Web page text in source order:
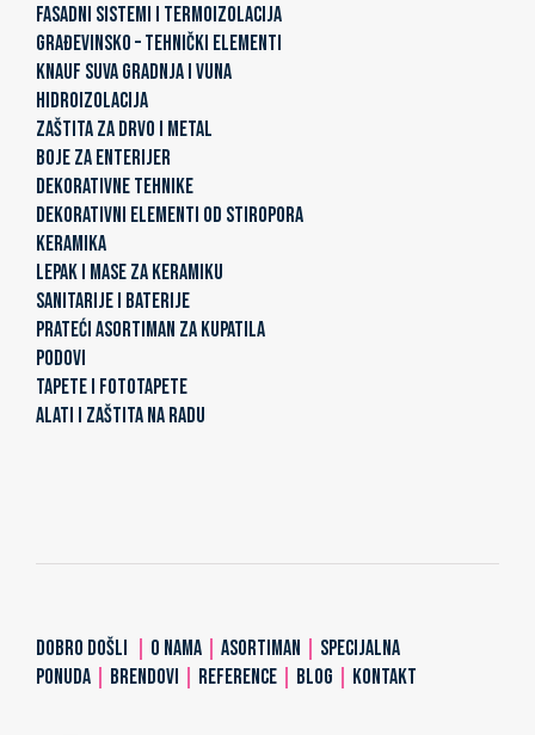
FASADNI SISTEMI I TERMOIZOLACIJA
GRAĐEVINSKO – TEHNIČKI ELEMENTI
KNAUF SUVA GRADNJA I VUNA
HIDROIZOLACIJA
ZAŠTITA ZA DRVO I METAL
BOJE ZA ENTERIJER
DEKORATIVNE TEHNIKE
DEKORATIVNI ELEMENTI OD STIROPORA
KERAMIKA
LEPAK I MASE ZA KERAMIKU
SANITARIJE I BATERIJE
PRATEĆI ASORTIMAN ZA KUPATILA
PODOVI
TAPETE I FOTOTAPETE
ALATI I ZAŠTITA NA RADU
DOBRO DOŠLI O NAMA ASORTIMAN
SPECIJALNA
PONUDA
BRENDOVI REFERENCE BLOG KONTAKT